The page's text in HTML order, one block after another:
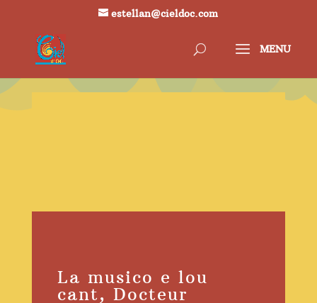
estellan@cieldoc.com
La musico e lou
cant, Docteur